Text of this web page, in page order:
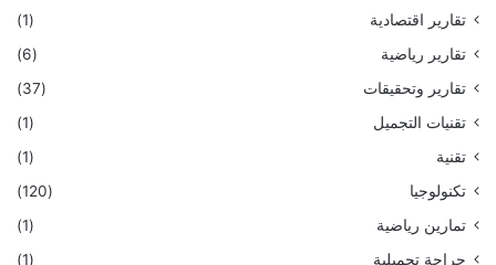
تقارير اقتصادية
(1)
تقارير رياضية
(6)
تقارير وتحقيقات
(37)
تقنيات التجميل
(1)
تقنية
(1)
تكنولوجيا
(120)
تمارين رياضية
(1)
جراحة تجميلية
(1)